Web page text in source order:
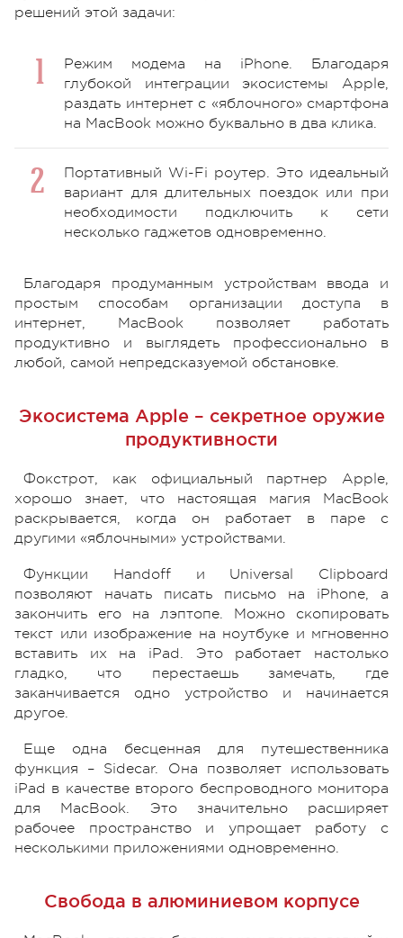
решений этой задачи:
Режим модема на iPhone. Благодаря
глубокой интеграции экосистемы Apple,
раздать интернет с «яблочного» смартфона
на MacBook можно буквально в два клика.
Портативный Wi-Fi роутер. Это идеальный
вариант для длительных поездок или при
необходимости подключить к сети
несколько гаджетов одновременно.
Благодаря продуманным устройствам ввода и
простым способам организации доступа в
интернет, MacBook позволяет работать
продуктивно и выглядеть профессионально в
любой, самой непредсказуемой обстановке.
Экосистема Apple – секретное оружие
продуктивности
Фокстрот, как официальный партнер Apple,
хорошо знает, что настоящая магия MacBook
раскрывается, когда он работает в паре с
другими «яблочными» устройствами.
Функции Handoff и Universal Clipboard
позволяют начать писать письмо на iPhone, а
закончить его на лэптопе. Можно скопировать
текст или изображение на ноутбуке и мгновенно
вставить их на iPad. Это работает настолько
гладко, что перестаешь замечать, где
заканчивается одно устройство и начинается
другое.
Еще одна бесценная для путешественника
функция – Sidecar. Она позволяет использовать
iPad в качестве второго беспроводного монитора
для MacBook. Это значительно расширяет
рабочее пространство и упрощает работу с
несколькими приложениями одновременно.
Свобода в алюминиевом корпусе